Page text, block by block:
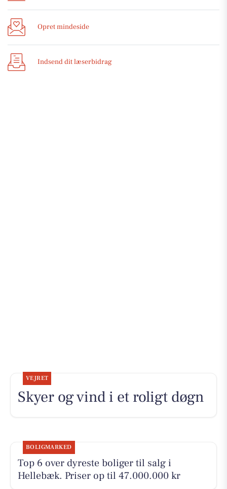
Opret mindeside
Indsend dit læserbidrag
VEJRET
Skyer og vind i et roligt døgn
BOLIGMARKED
Top 6 over dyreste boliger til salg i
Hellebæk. Priser op til 47.000.000 kr